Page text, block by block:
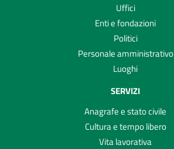
Uffici
Enti e fondazioni
Politici
Personale amministrativo
Luoghi
SERVIZI
Anagrafe e stato civile
Cultura e tempo libero
Vita lavorativa